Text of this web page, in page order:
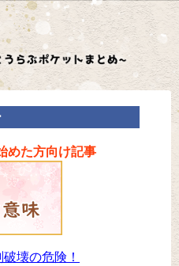
めた方向け記事
壊の危険！